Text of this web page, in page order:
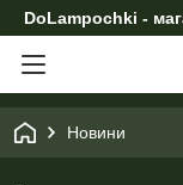
DoLampochki -
Новини